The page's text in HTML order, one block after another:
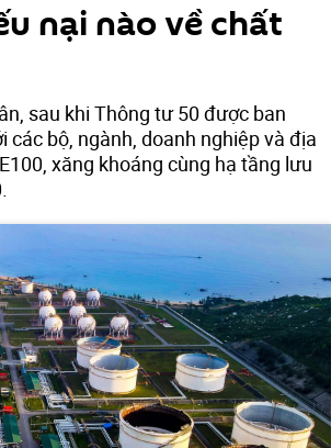
nại nào về chất
sau khi Thông tư 50 được ban
các bộ, ngành, doanh nghiệp và địa
xăng khoáng cùng hạ tầng lưu